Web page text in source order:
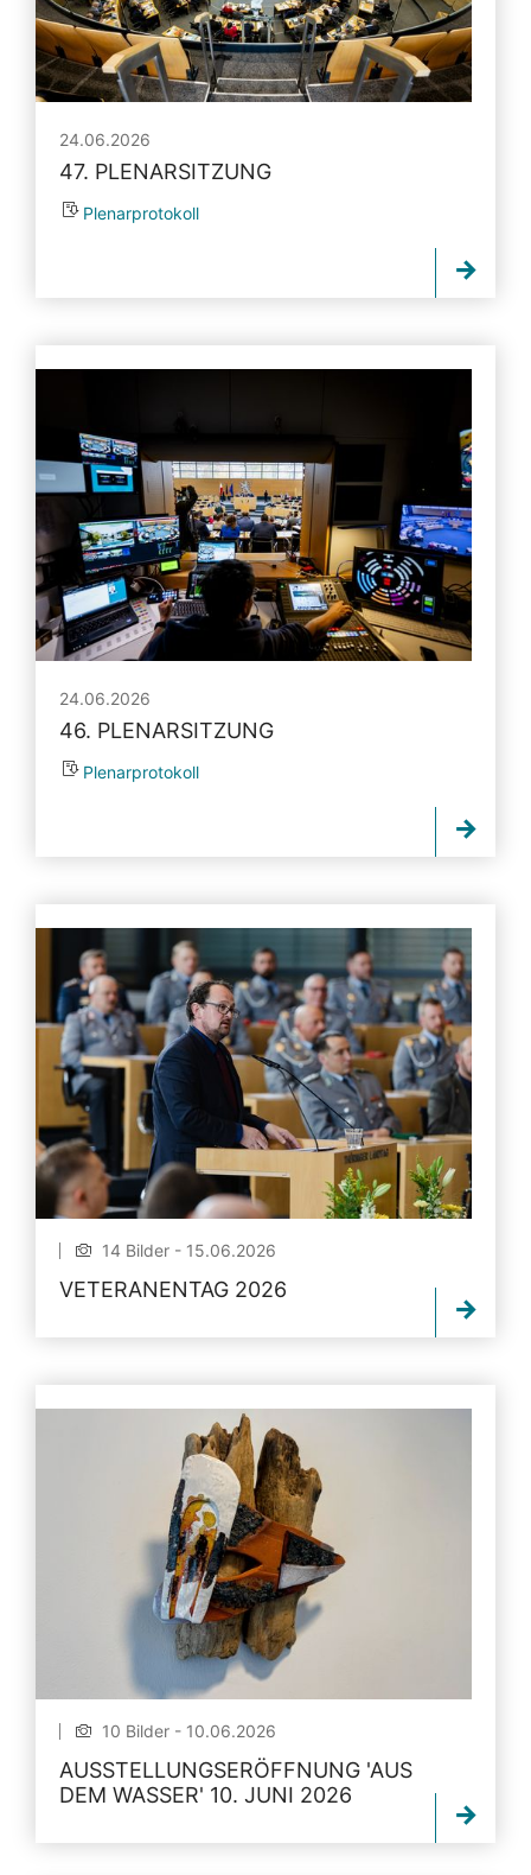
24.06.2026
47. PLENARSITZUNG
Plenarprotokoll
24.06.2026
46. PLENARSITZUNG
Plenarprotokoll
14 Bilder - 15.06.2026
VETERANENTAG 2026
10 Bilder - 10.06.2026
AUSSTELLUNGSERÖFFNUNG 'AUS
DEM WASSER' 10. JUNI 2026